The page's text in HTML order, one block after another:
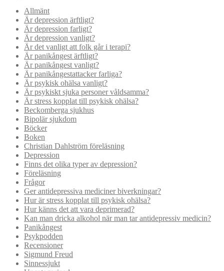
Allmänt
Är depression ärftligt?
Är depression farligt?
Är depression vanligt?
Är det vanligt att folk går i terapi?
Är panikångest ärftligt?
Är panikångest vanligt?
Är panikångestattacker farliga?
Är psykisk ohälsa vanligt?
Är psykiskt sjuka personer våldsamma?
Är stress kopplat till psykisk ohälsa?
Beckomberga sjukhus
Bipolär sjukdom
Böcker
Boken
Christian Dahlström föreläsning
Depression
Finns det olika typer av depression?
Föreläsning
Frågor
Ger antidepressiva mediciner biverkningar?
Hur är stress kopplat till psykisk ohälsa?
Hur känns det att vara deprimerad?
Kan man dricka alkohol när man tar antidepressiv medicin?
Panikångest
Psykpodden
Recensioner
Sigmund Freud
Sinnessjukt